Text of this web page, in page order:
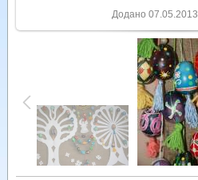
Додано 07.05.2013